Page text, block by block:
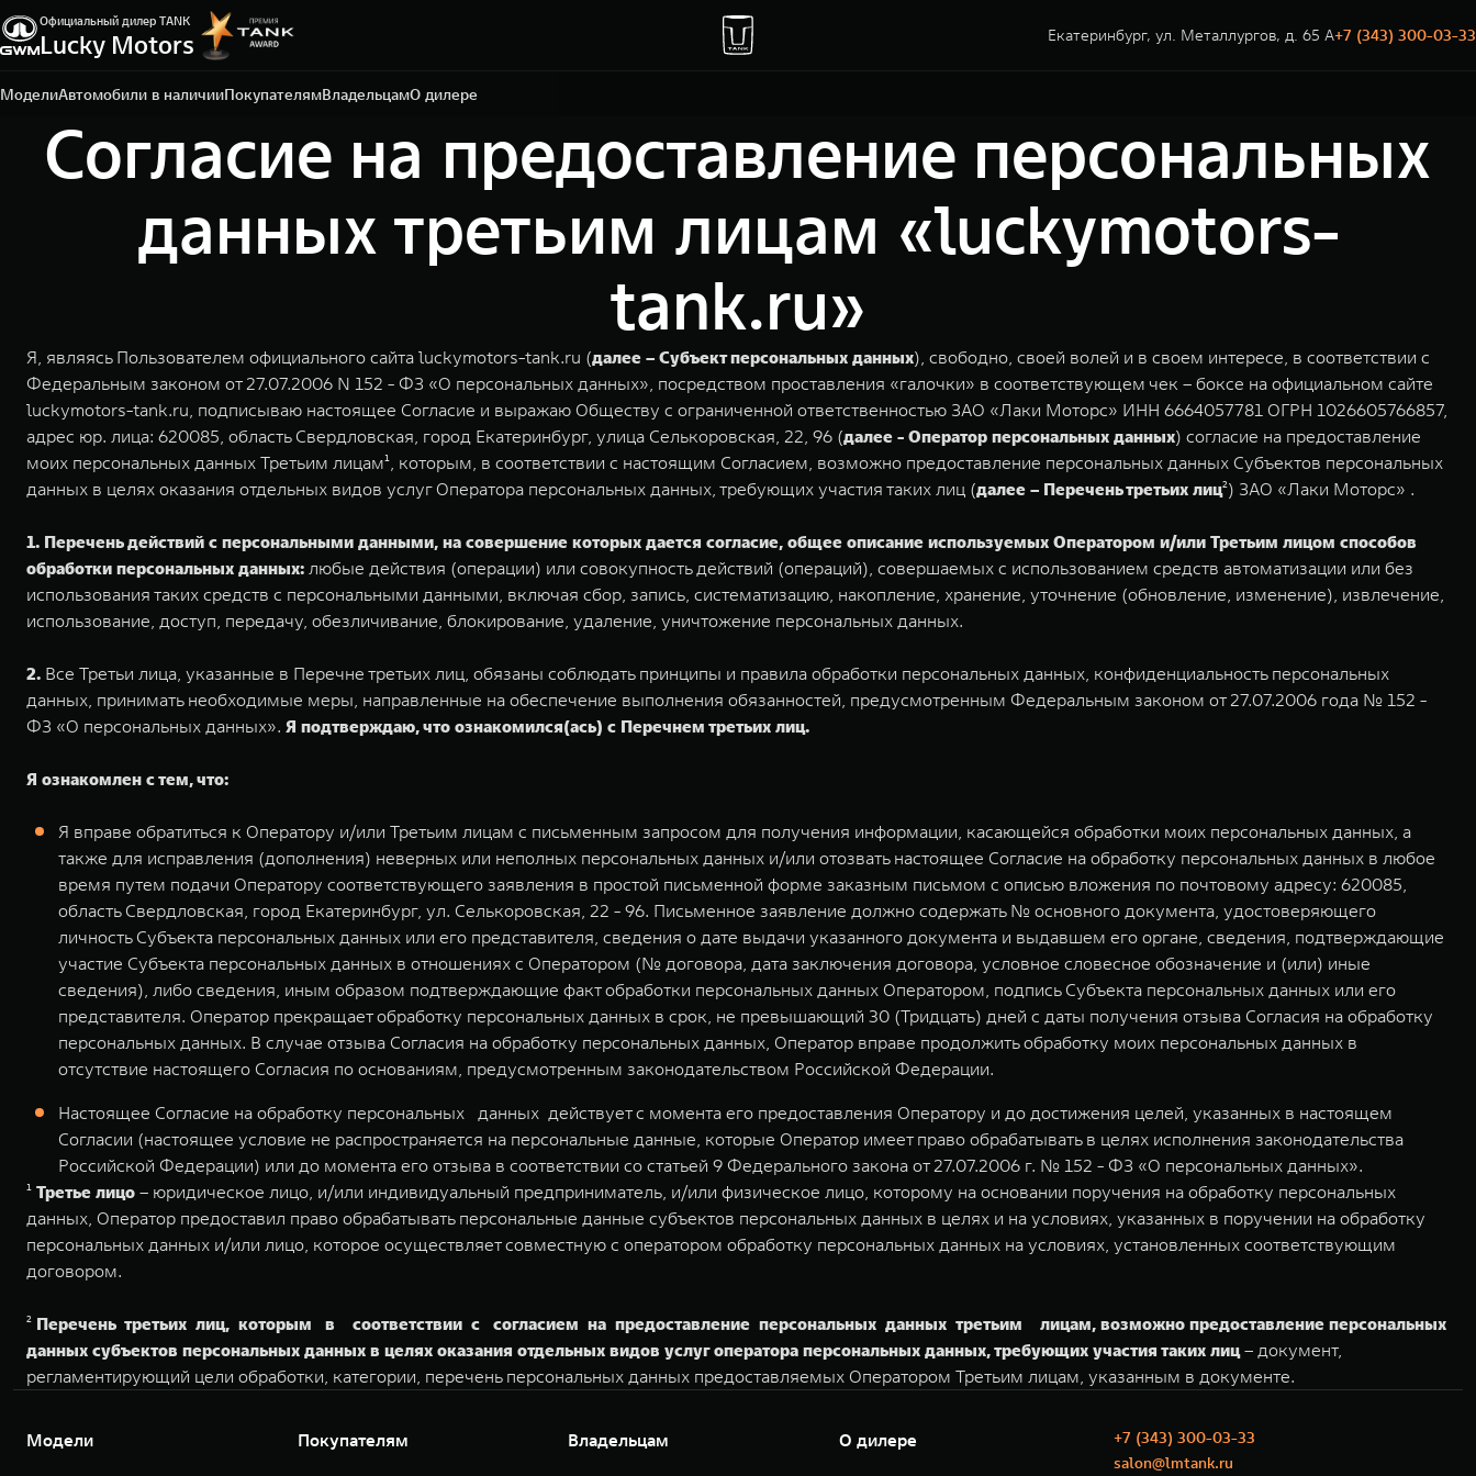
Официальный дилер TANK
Lucky Motors Екатеринбург, ул. Металлургов, д. 65 А+7 (343) 300-03-33
МоделиАвтомобили в наличииПокупателямВладельцамО дилере
Екатеринбург, ул. Металлургов, д. 65 А
+7 (343) 300-03-33
Согласие на предоставление персональных
данных третьим лицам «luckymotors-
tank.ru»
Я, являясь Пользователем официального сайта luckymotors-tank.ru (далее – Субъект персональных данных), свободно, своей волей и в своем интересе, в соответствии с
Федеральным законом от 27.07.2006 N 152 - ФЗ «О персональных данных», посредством проставления «галочки» в соответствующем чек – боксе на официальном сайте
luckymotors-tank.ru, подписываю настоящее Согласие и выражаю Обществу с ограниченной ответственностью ЗАО «Лаки Моторс» ИНН 6664057781 ОГРН 1026605766857,
адрес юр. лица: 620085, область Свердловская, город Екатеринбург, улица Селькоровская, 22, 96 (далее - Оператор персональных данных) согласие на предоставление
моих персональных данных Третьим лицам¹, которым, в соответствии с настоящим Согласием, возможно предоставление персональных данных Субъектов персональных
данных в целях оказания отдельных видов услуг Оператора персональных данных, требующих участия таких лиц (далее – Перечень третьих лиц²) ЗАО «Лаки Моторс» .
1. Перечень действий с персональными данными, на совершение которых дается согласие, общее описание используемых Оператором и/или Третьим лицом способов
обработки персональных данных: любые действия (операции) или совокупность действий (операций), совершаемых с использованием средств автоматизации или без
использования таких средств с персональными данными, включая сбор, запись, систематизацию, накопление, хранение, уточнение (обновление, изменение), извлечение,
использование, доступ, передачу, обезличивание, блокирование, удаление, уничтожение персональных данных.
2. Все Третьи лица, указанные в Перечне третьих лиц, обязаны соблюдать принципы и правила обработки персональных данных, конфиденциальность персональных
данных, принимать необходимые меры, направленные на обеспечение выполнения обязанностей, предусмотренным Федеральным законом от 27.07.2006 года № 152 -
ФЗ «О персональных данных». Я подтверждаю, что ознакомился(ась) с Перечнем третьих лиц.
Я ознакомлен с тем, что:
Я вправе обратиться к Оператору и/или Третьим лицам с письменным запросом для получения информации, касающейся обработки моих персональных данных, а
также для исправления (дополнения) неверных или неполных персональных данных и/или отозвать настоящее Согласие на обработку персональных данных в любое
время путем подачи Оператору соответствующего заявления в простой письменной форме заказным письмом с описью вложения по почтовому адресу: 620085,
область Свердловская, город Екатеринбург, ул. Селькоровская, 22 - 96. Письменное заявление должно содержать № основного документа, удостоверяющего
личность Субъекта персональных данных или его представителя, сведения о дате выдачи указанного документа и выдавшем его органе, сведения, подтверждающие
участие Субъекта персональных данных в отношениях с Оператором (№ договора, дата заключения договора, условное словесное обозначение и (или) иные
сведения), либо сведения, иным образом подтверждающие факт обработки персональных данных Оператором, подпись Субъекта персональных данных или его
представителя. Оператор прекращает обработку персональных данных в срок, не превышающий 30 (Тридцать) дней с даты получения отзыва Согласия на обработку
персональных данных. В случае отзыва Согласия на обработку персональных данных, Оператор вправе продолжить обработку моих персональных данных в
отсутствие настоящего Согласия по основаниям, предусмотренным законодательством Российской Федерации.
Настоящее Согласие на обработку персональных данных действует с момента его предоставления Оператору и до достижения целей, указанных в настоящем
Согласии (настоящее условие не распространяется на персональные данные, которые Оператор имеет право обрабатывать в целях исполнения законодательства
Российской Федерации) или до момента его отзыва в соответствии со статьей 9 Федерального закона от 27.07.2006 г. № 152 - ФЗ «О персональных данных».
¹ Третье лицо – юридическое лицо, и/или индивидуальный предприниматель, и/или физическое лицо, которому на основании поручения на обработку персональных
данных, Оператор предоставил право обрабатывать персональные данные субъектов персональных данных в целях и на условиях, указанных в поручении на обработку
персональных данных и/или лицо, которое осуществляет совместную с оператором обработку персональных данных на условиях, установленных соответствующим
договором.
² Перечень третьих лиц, которым в соответствии с согласием на предоставление персональных данных третьим лицам, возможно предоставление персональных
данных субъектов персональных данных в целях оказания отдельных видов услуг оператора персональных данных, требующих участия таких лиц– документ,
регламентирующий цели обработки, категории, перечень персональных данных предоставляемых Оператором Третьим лицам, указанным в документе.
Модели Покупателям Владельцам О дилере
+7 (343) 300-03-33
salon@lmtank.ru